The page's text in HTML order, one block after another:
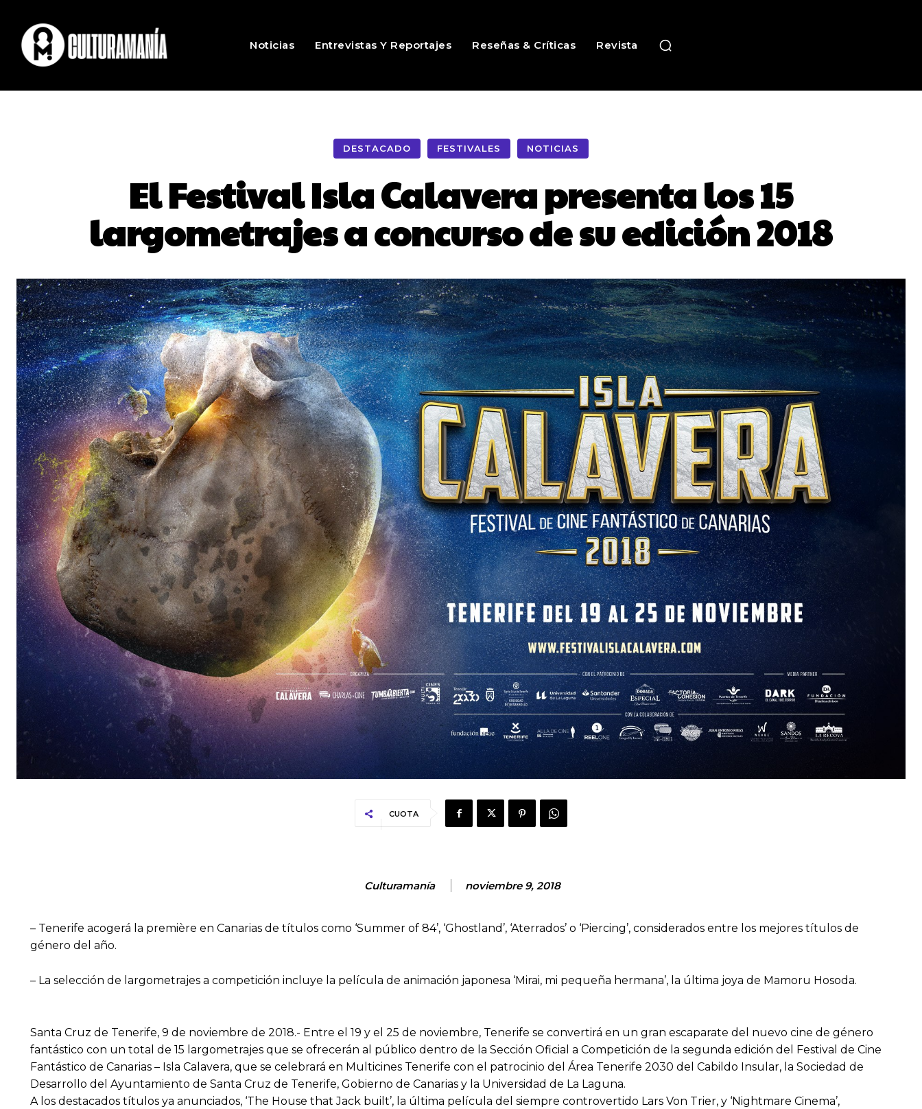
Noticias Entrevistas Y Reportajes Reseñas & Críticas Revista
DESTACADO FESTIVALES NOTICIAS
El Festival Isla Calavera presenta los 15
largometrajes a concurso de su edición 2018
CUOTA
Culturamanía noviembre 9, 2018
– Tenerife acogerá la première en Canarias de títulos como ‘Summer of 84’, ‘Ghostland’, ‘Aterrados’ o ‘Piercing’, considerados entre los mejores títulos de
género del año.
– La selección de largometrajes a competición incluye la película de animación japonesa ‘Mirai, mi pequeña hermana’, la última joya de Mamoru Hosoda.
Santa Cruz de Tenerife, 9 de noviembre de 2018.- Entre el 19 y el 25 de noviembre, Tenerife se convertirá en un gran escaparate del nuevo cine de género
fantástico con un total de 15 largometrajes que se ofrecerán al público dentro de la Sección Oficial a Competición de la segunda edición del Festival de Cine
Fantástico de Canarias – Isla Calavera, que se celebrará en Multicines Tenerife con el patrocinio del Área Tenerife 2030 del Cabildo Insular, la Sociedad de
Desarrollo del Ayuntamiento de Santa Cruz de Tenerife, Gobierno de Canarias y la Universidad de La Laguna.
A los destacados títulos ya anunciados, ‘The House that Jack built’, la última película del siempre controvertido Lars Von Trier, y ‘Nightmare Cinema’,